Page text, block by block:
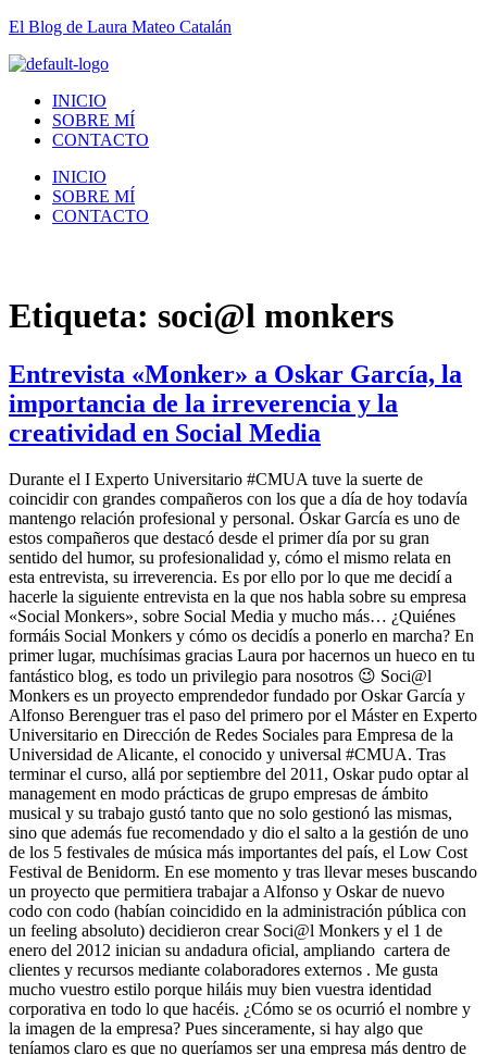
El Blog de Laura Mateo Catalán
INICIO
SOBRE MÍ
CONTACTO
INICIO
SOBRE MÍ
CONTACTO
Etiqueta: soci@l monkers
Entrevista «Monker» a Oskar García, la
importancia de la irreverencia y la
creatividad en Social Media
Durante el I Experto Universitario #CMUA tuve la suerte de
coincidir con grandes compañeros con los que a día de hoy todavía
mantengo relación profesional y personal. Óskar García es uno de
estos compañeros que destacó desde el primer día por su gran
sentido del humor, su profesionalidad y, cómo el mismo relata en
esta entrevista, su irreverencia. Es por ello por lo que me decidí a
hacerle la siguiente entrevista en la que nos habla sobre su empresa
«Social Monkers», sobre Social Media y mucho más… ¿Quiénes
formáis Social Monkers y cómo os decidís a ponerlo en marcha? En
primer lugar, muchísimas gracias Laura por hacernos un hueco en tu
fantástico blog, es todo un privilegio para nosotros 😉 Soci@l
Monkers es un proyecto emprendedor fundado por Oskar García y
Alfonso Berenguer tras el paso del primero por el Máster en Experto
Universitario en Dirección de Redes Sociales para Empresa de la
Universidad de Alicante, el conocido y universal #CMUA. Tras
terminar el curso, allá por septiembre del 2011, Oskar pudo optar al
management en modo prácticas de grupo empresas de ámbito
musical y su trabajo gustó tanto que no solo gestionó las mismas,
sino que además fue recomendado y dio el salto a la gestión de uno
de los 5 festivales de música más importantes del país, el Low Cost
Festival de Benidorm. En ese momento y tras llevar meses buscando
un proyecto que permitiera trabajar a Alfonso y Oskar de nuevo
codo con codo (habían coincidido en la administración pública con
un feeling absoluto) decidieron crear Soci@l Monkers y el 1 de
enero del 2012 inician su andadura oficial, ampliando cartera de
clientes y recursos mediante colaboradores externos . Me gusta
mucho vuestro estilo porque hiláis muy bien vuestra identidad
corporativa en todo lo que hacéis. ¿Cómo se os ocurrió el nombre y
la imagen de la empresa? Pues sinceramente, si hay algo que
teníamos claro es que no queríamos ser una empresa más dentro de